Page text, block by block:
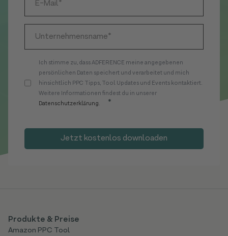
Ich stimme zu, dass ADFERENCE meine angegebenen
persönlichen Daten speichert und verarbeitet und mich
hinsichtlich PPC Tipps, Tool Updates und Events kontaktiert.
Weitere Informationen findest du in unserer
Datenschutzerklärung. *
Produkte & Preise
Amazon PPC Tool